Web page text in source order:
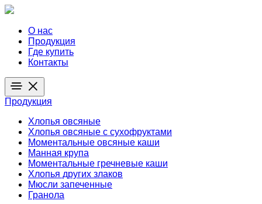
О нас
Продукция
Где купить
Контакты
Продукция
Хлопья овсяные
Хлопья овсяные с сухофруктами
Моментальные овсяные каши
Манная крупа
Моментальные гречневые каши
Хлопья других злаков
Мюсли запеченные
Гранола